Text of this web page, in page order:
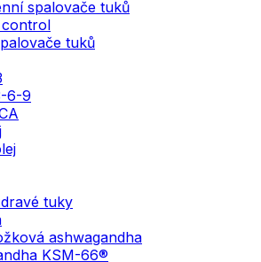
spalovače tuků
tuků
6-9
tuky
ashwagandha
KSM-66®